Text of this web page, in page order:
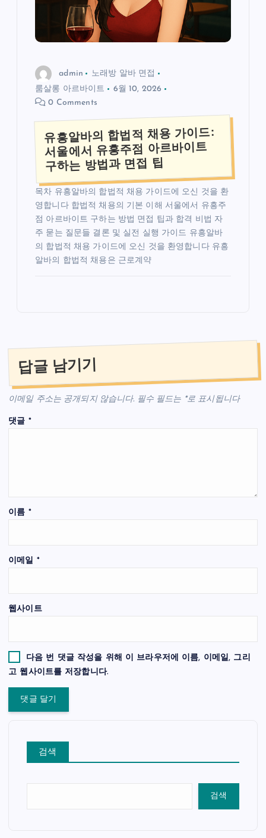
admin
노래방 알바 면접
룸살롱 아르바이트
6월 10, 2026
0 Comments
유흥알바의 합법적 채용 가이드:
서울에서 유흥주점 아르바이트
구하는 방법과 면접 팁
목차 유흥알바의 합법적 채용 가이드에 오신 것을 환
영합니다 합법적 채용의 기본 이해 서울에서 유흥주
점 아르바이트 구하는 방법 면접 팁과 합격 비법 자
주 묻는 질문들 결론 및 실전 실행 가이드 유흥알바
의 합법적 채용 가이드에 오신 것을 환영합니다 유흥
알바의 합법적 채용은 근로계약
답글 남기기
이메일 주소는 공개되지 않습니다. 필수 필드는 *로 표시됩니다
댓글 *
이름 *
이메일 *
웹사이트
다음 번 댓글 작성을 위해 이 브라우저에 이름, 이메일, 그리
고 웹사이트를 저장합니다.
검색
검색